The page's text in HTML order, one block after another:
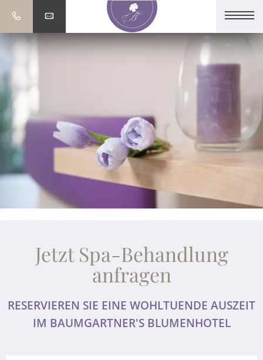
Jetzt Spa-Behandlung
anfragen
RESERVIEREN SIE EINE WOHLTUENDE AUSZEIT
IM BAUMGARTNER'S BLUMENHOTEL